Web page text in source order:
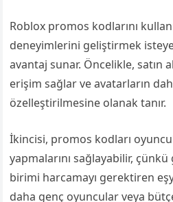
Roblox promos kodlarını
deneyimlerini geliştirmek
avantaj sunar. Öncelikle, satın
erişim sağlar ve avatarların
özelleştirilmesine olanak tanır.
İkincisi, promos kodları
yapmalarını sağlayabilir,
birimi harcamayı gerektiren
daha genç oyuncular veya